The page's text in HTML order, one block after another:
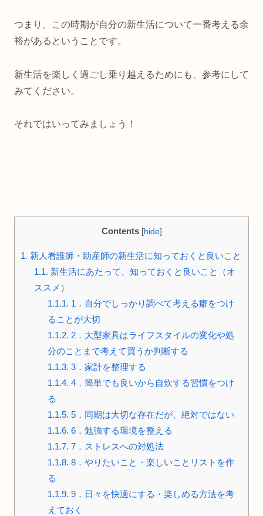
つまり、この時期が自分の新生活について一番考える余
裕があるということです。
新生活を楽しく過ごし乗り越えるためにも、参考にして
みてください。
それではいってみましょう！
Contents [hide]
1. 新人看護師・助産師の新生活に知っておくと良いこと
1.1. 新生活にあたって、知っておくと良いこと（オ
ススメ）
1.1.1. 1．自分でしっかり調べて考える癖をつけ
ることが大切
1.1.2. 2．大型家具はライフスタイルの変化や処
分のことまで考えて買うか判断する
1.1.3. 3．家計を整理する
1.1.4. 4．簡単でも良いから自炊する習慣をつけ
る
1.1.5. 5．同期は大切な存在だが、絶対ではない
1.1.6. 6．勉強する環境を整える
1.1.7. 7．ストレスへの対処法
1.1.8. 8．やりたいこと・楽しいことリストを作
る
1.1.9. 9．日々を快適にする・楽しめる方法を考
えておく